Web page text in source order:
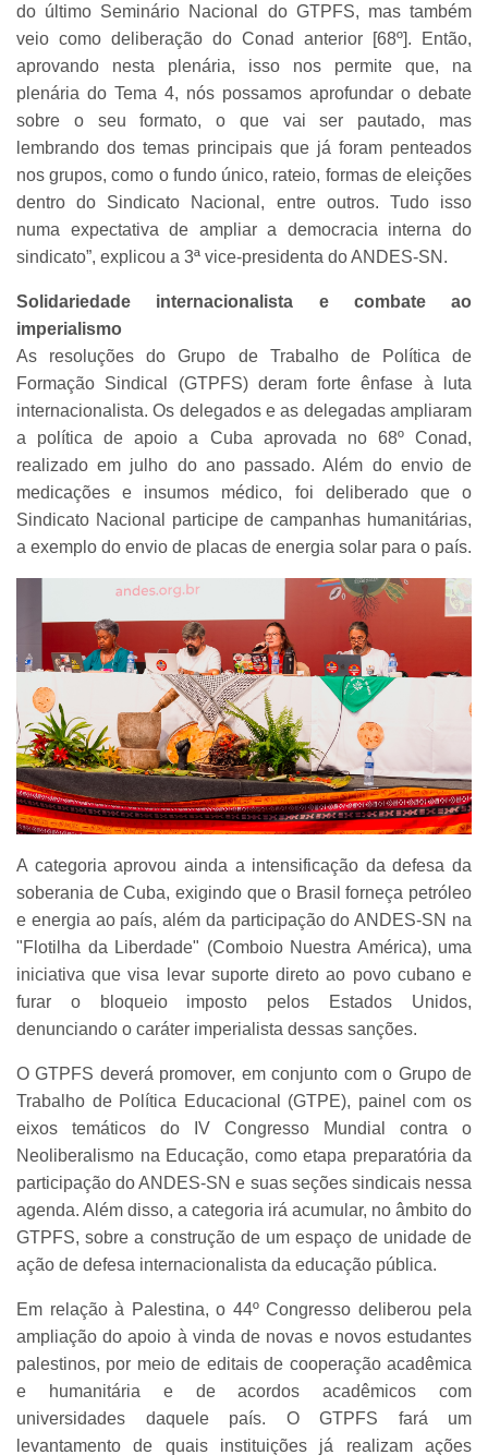
do último Seminário Nacional do GTPFS, mas também
veio como deliberação do Conad anterior [68º]. Então,
aprovando nesta plenária, isso nos permite que, na
plenária do Tema 4, nós possamos aprofundar o debate
sobre o seu formato, o que vai ser pautado, mas
lembrando dos temas principais que já foram penteados
nos grupos, como o fundo único, rateio, formas de eleições
dentro do Sindicato Nacional, entre outros. Tudo isso
numa expectativa de ampliar a democracia interna do
sindicato”, explicou a 3ª vice-presidenta do ANDES-SN.
Solidariedade internacionalista e combate ao
imperialismo
As resoluções do Grupo de Trabalho de Política de
Formação Sindical (GTPFS) deram forte ênfase à luta
internacionalista. Os delegados e as delegadas ampliaram
a política de apoio a Cuba aprovada no 68º Conad,
realizado em julho do ano passado. Além do envio de
medicações e insumos médico, foi deliberado que o
Sindicato Nacional participe de campanhas humanitárias,
a exemplo do envio de placas de energia solar para o país.
A categoria aprovou ainda a intensificação da defesa da
soberania de Cuba, exigindo que o Brasil forneça petróleo
e energia ao país, além da participação do ANDES-SN na
"Flotilha da Liberdade" (Comboio Nuestra América), uma
iniciativa que visa levar suporte direto ao povo cubano e
furar o bloqueio imposto pelos Estados Unidos,
denunciando o caráter imperialista dessas sanções.
O GTPFS deverá promover, em conjunto com o Grupo de
Trabalho de Política Educacional (GTPE), painel com os
eixos temáticos do IV Congresso Mundial contra o
Neoliberalismo na Educação, como etapa preparatória da
participação do ANDES-SN e suas seções sindicais nessa
agenda. Além disso, a categoria irá acumular, no âmbito do
GTPFS, sobre a construção de um espaço de unidade de
ação de defesa internacionalista da educação pública.
Em relação à Palestina, o 44º Congresso deliberou pela
ampliação do apoio à vinda de novas e novos estudantes
palestinos, por meio de editais de cooperação acadêmica
e humanitária e de acordos acadêmicos com
universidades daquele país. O GTPFS fará um
levantamento de quais instituições já realizam ações